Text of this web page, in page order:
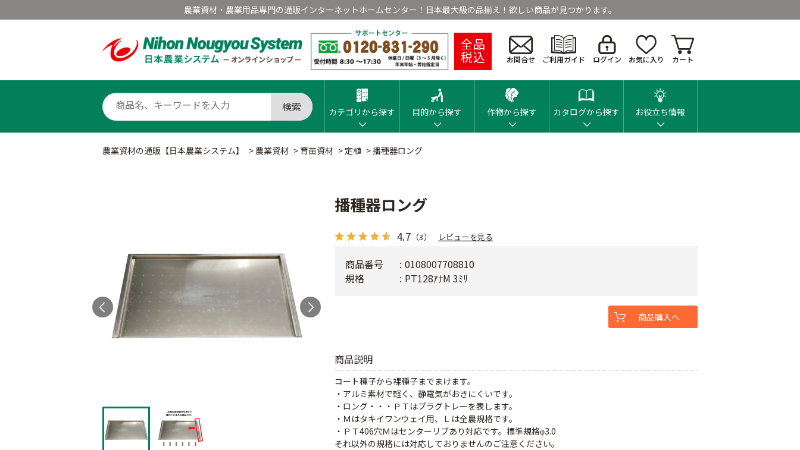
農業資材・農業用品専門の通販インターネットホームセンター！日本最大級の品揃え！欲しい商品が見つかります。
全品
税込 お問合せ ご利用ガイド ログイン お気に入り カート
検索 カテゴリから探す 目的から探す 作物から探す カタログから探す お役立ち情報
農業資材の通販【日本農業システム】 > 農業資材 > 育苗資材 > 定植 >播種器ロング
播種器ロング
4.7 （3） レビューを見る
商品説明
コート種子から裸種子までまけます。
・アルミ素材で軽く、静電気がおきにくいです。
・ロング・・・ＰＴはプラグトレーを表します。
・Ｍはタキイワンウェイ用、Ｌは全農規格です。
・ＰＴ406穴Ｍはセンターリブあり対応です。標準規格φ3.0
それ以外の規格には対応しておりませんのご注意ください。
商品番号
0108007708810
規格
PT128ｱﾅM 3ﾐﾘ
商品購入へ